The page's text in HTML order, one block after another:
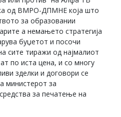
од ВМРО-ДПМНЕ која што
за образовании
а немањето стратегија
буџетот и посочи
сите тиражи од најмалиот
по иста цена, и со многу
зделки и договори се
министерот за
за печатење на